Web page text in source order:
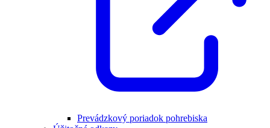
Prevádzkový poriadok pohrebiska